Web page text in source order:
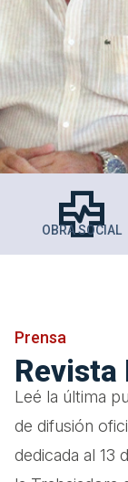
health_metrics
OBRA SOCIAL
Prensa
Revista
Leé la última
de difusión
dedicada al 13